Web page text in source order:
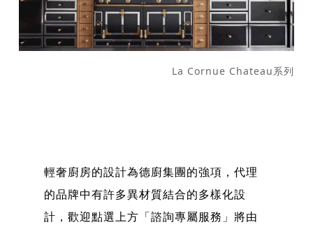
La Cornue Chateau系列
輕奢廚房的設計為德廚集團的強項，代理
的品牌中有許多異材質結合的多樣化設
計，歡迎點選上方「諮詢專屬服務」將由